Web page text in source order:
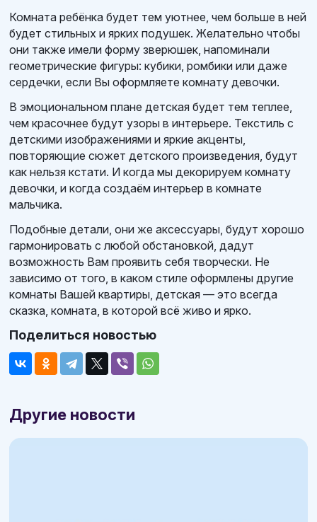
Комната ребёнка будет тем уютнее, чем больше в ней
будет стильных и ярких подушек. Желательно чтобы
они также имели форму зверюшек, напоминали
геометрические фигуры: кубики, ромбики или даже
сердечки, если Вы оформляете комнату девочки.
В эмоциональном плане детская будет тем теплее,
чем красочнее будут узоры в интерьере. Текстиль с
детскими изображениями и яркие акценты,
повторяющие сюжет детского произведения, будут
как нельзя кстати. И когда мы декорируем комнату
девочки, и когда создаём интерьер в комнате
мальчика.
Подобные детали, они же аксессуары, будут хорошо
гармонировать с любой обстановкой, дадут
возможность Вам проявить себя творчески. Не
зависимо от того, в каком стиле оформлены другие
комнаты Вашей квартиры, детская — это всегда
сказка, комната, в которой всё живо и ярко.
Поделиться новостью
Другие новости